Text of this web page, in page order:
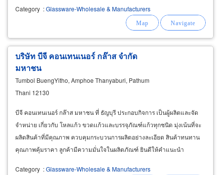
Category :Glassware-Wholesale & Manufacturers
บริษัท บีจี คอนเทนเนอร์ กล๊าส จำกัด
มหาชน
Tumbol BuengYitho, Amphoe Thanyaburi, Pathum
Thani 12130
บีจี คอนเทนเนอร์ กล๊าส มหาชน ที่ ธัญบุรี ประกอบกิจการ เป็นผู้ผลิตและจัด
จำหน่าย เกี่ยวกับ โหลแก้ว ขวดเเก้วและบรรจุภัณฑ์แก้วทุกชนิด มุ่งเน้นที่จะ
ผลิตสินค้าที่มีคุณภาพ ควบคุมกระบวนการผลิตอย่างละเอียด สินค้าทนทาน
คุณภาพคุ้มราคา ลูกค้ามีความมั่นใจในผลิตภัณฑ์ ยินดีให้คำแนะนำ
Category :Glassware-Wholesale & Manufacturers